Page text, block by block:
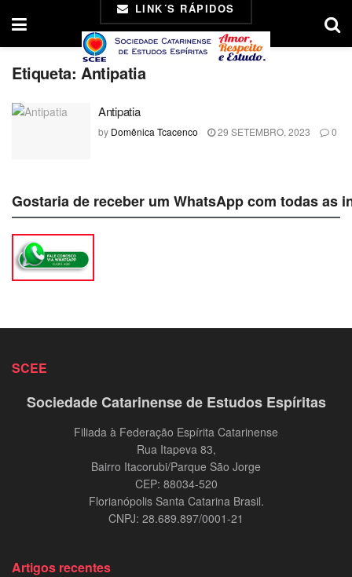
LINK´S RÁPIDOS
Etiqueta: Antipatia
Antipatia
by Domênica Tcacenco 29 SETEMBRO, 2023 0
Gostaria de receber um WhatsApp com todas
SCEE
Sociedade Catarinense de Estudos Espíritas
Filiada à Federação Espírita Catarinense
Rua Itapeva 83,
Bairro Itacorubi/Parque São Jorge
CEP: 88034-520
Florianópolis Santa Catarina Brasil.
CNPJ: 28.689.897/0001-21
Artigos recentes